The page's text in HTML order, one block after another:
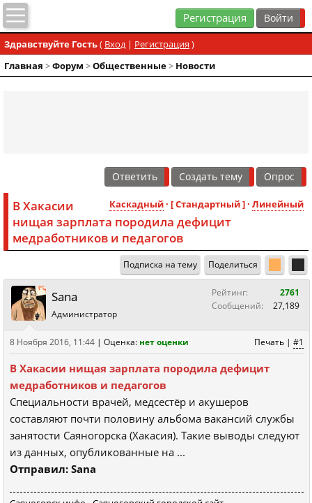
Регистрация
Здравствуйте Гость( Вход| Регистрация )
Главная >Форум >Общественные> Новости
Ответить Создать тему Опрос
Каскадный· [ Стандартный ] · Линейный
В Хакасии
нищая зарплата породила дефицит
медработников и педагогов
Подписка на тему Поделиться
Sana
Администратор
Рейтинг:
2761
Сообщений:
27,189
Печать | #1
8 Ноября 2016, 11:44 | Оценка: нет оценки
В Хакасии нищая зарплата породила дефицит
медработников и педагогов
Специальности врачей, медсестёр и акушеров
составляют почти половину альбома вакансий службы
занятости Саяногорска (Хакасия). Такие выводы следуют
из данных, опубликованные на ...
Отправил: Sana